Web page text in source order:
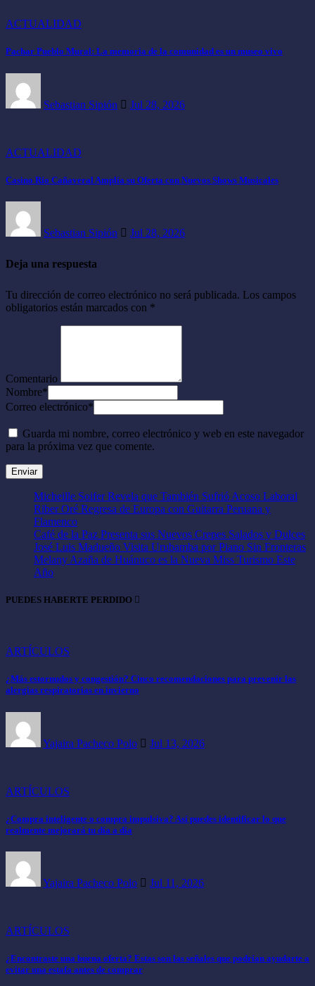
ACTUALIDAD
Pachar Pueblo Mural: La memoria de la comunidad es un museo vivo
Sebastian Sipión Jul 28, 2026
ACTUALIDAD
Casino Río Cañaveral Amplía su Oferta con Nuevos Shows Musicales
Sebastian Sipión Jul 28, 2026
Deja una respuesta
Tu dirección de correo electrónico no será publicada. Los campos
obligatorios están marcados con *
Comentario
Nombre*
Correo electrónico*
Guarda mi nombre, correo electrónico y web en este navegador
para la próxima vez que comente.
Micheille Soifer Revela que También Sufrió Acoso Laboral
Riber Oré Regresa de Europa con Guitarra Peruana y
Flamenco
Café de la Paz Presenta sus Nuevos Crepes Salados y Dulces
José Luis Madueño Visita Urubamba por Piano Sin Fronteras
Melany Azaña de Huánuco es la Nueva Miss Turismo Este
Año
PUEDES HABERTE PERDIDO
ARTÍCULOS
¿Más estornudos y congestión? Cinco recomendaciones para prevenir las
alergias respiratorias en invierno
Yajaira Pacheco Polo Jul 13, 2026
ARTÍCULOS
¿Compra inteligente o compra impulsiva? Así puedes identificar lo que
realmente mejorará tu día a día
Yajaira Pacheco Polo Jul 11, 2026
ARTÍCULOS
¿Encontraste una buena oferta? Estas son las señales que podrían ayudarte a
evitar una estafa antes de comprar